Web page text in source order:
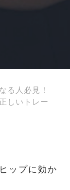
る人必見！
しいトレー
ップに効か